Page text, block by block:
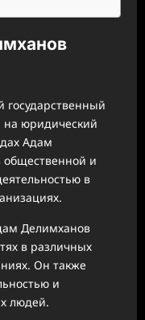
государственный
юридический
Адам
общественной и
в
Делимханов
в различных
Он также
и
людей.